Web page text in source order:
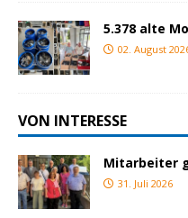
5.378 alte
02. August
VON INTERESSE
Mitarbeiter
31. Juli 2026